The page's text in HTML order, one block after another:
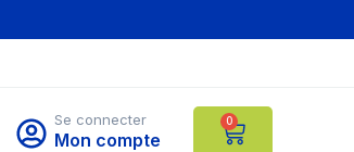
Se connecter
Mon compte
0